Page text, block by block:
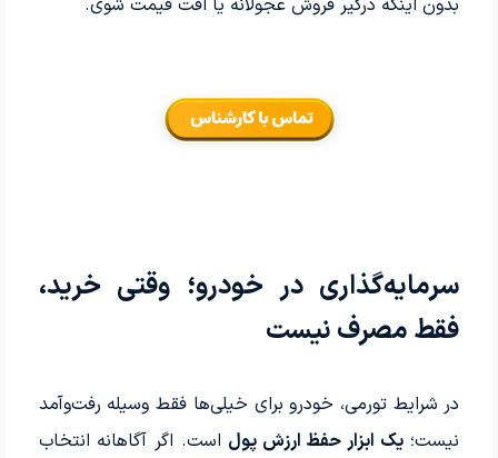
سرمایه‌گذاری در خودرو؛ وقتی خرید،
فقط مصرف نیست
در شرایط تورمی، خودرو برای خیلی‌ها فقط وسیله رفت‌وآمد
نیست؛یک ابزار حفظ ارزش پول است. اگر آگاهانه انتخاب